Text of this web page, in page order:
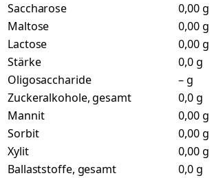
Saccharose
0,00 g
Maltose
0,00 g
Lactose
0,00 g
Stärke
0,0 g
Oligosaccharide
– g
Zuckeralkohole, gesamt
0,0 g
Mannit
0,00 g
Sorbit
0,00 g
Xylit
0,00 g
Ballaststoffe, gesamt
0,0 g